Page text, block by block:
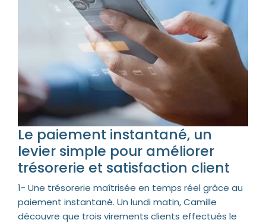
Le paiement instantané, un
levier simple pour améliorer
trésorerie et satisfaction client
1- Une trésorerie maîtrisée en temps réel grâce au
paiement instantané. Un lundi matin, Camille
découvre que trois virements clients effectués le